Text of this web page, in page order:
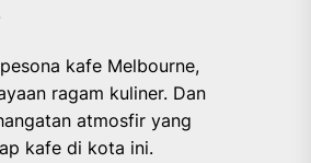
kafe Melbourne,
ragam kuliner. Dan
atmosfir yang
kafe di kota ini.